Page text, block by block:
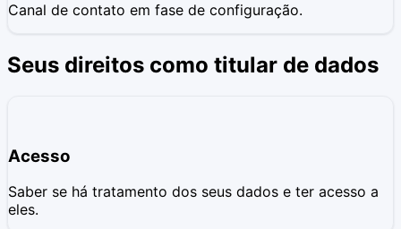
Canal de contato em fase de configuração.
Seus direitos como titular de dados
Acesso
Saber se há tratamento dos seus dados e ter acesso a
eles.